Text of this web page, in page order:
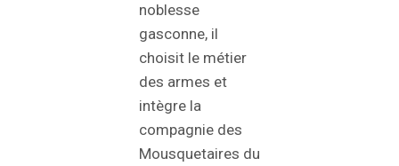
noblesse
gasconne, il
choisit le métier
des armes et
intègre la
compagnie des
Mousquetaires du